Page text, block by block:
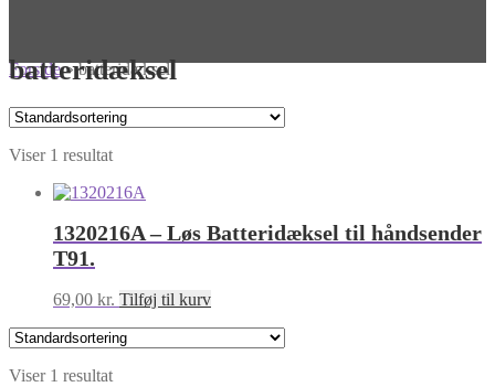
Forside»batteridæksel
batteridæksel
Viser 1 resultat
1320216A – Løs Batteridæksel til håndsender
T91.
69,00 kr. Tilføj til kurv
Viser 1 resultat